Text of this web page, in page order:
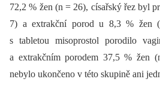
72,2 % žen (n = 26), císařský řez byl
7) a extrakční porod u 8,3 % žen
s tabletou misoprostol porodilo
a extrakčním porodem 37,5 % žen
nebylo ukončeno v této skupině ani